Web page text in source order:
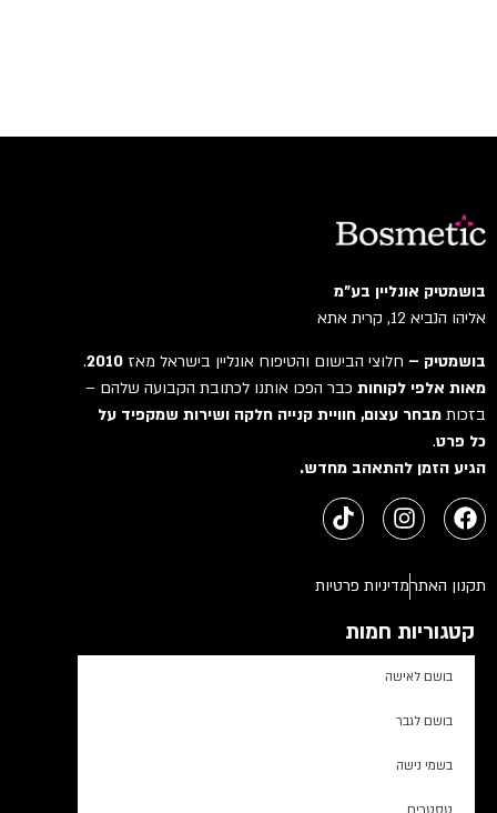
בושמטיק אונליין בע"מ
אליהו הנביא 12, קרית אתא
בושמטיק –חלוצי הבישום והטיפוח אונליין בישראל מאז2010
.
מאות אלפי לקוחותכבר הפכו אותנו לכתובת הקבועה שלהם –
בזכותמבחר עצום, חוויית קנייה חלקה ושירות שמקפיד על
כל פרט.
הגיע הזמן להתאהב מחדש.
תקנון האתרמדיניות פרטיות
קטגוריות חמות
בושם לאישה
בושם לגבר
בשמי נישה